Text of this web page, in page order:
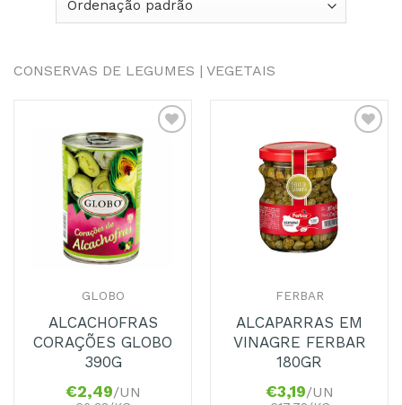
CONSERVAS DE LEGUMES | VEGETAIS
Adicionar
Favoritos
GLOBO
ALCACHOFRAS
CORAÇÕES GLOBO
390G
€2,49/UN
Adicionar
Favoritos
FERBAR
ALCAPARRAS EM
VINAGRE FERBAR
180GR
€3,19/UN